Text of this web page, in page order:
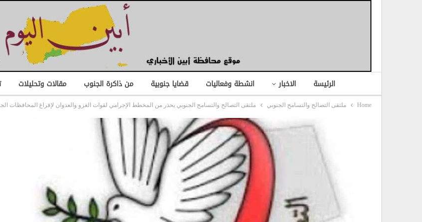
الرئيسة الاخبار انشطة وفعاليات قضايا جنوبية من ذاكرة الجنوب مقالات وتحليلات
Home ملتقى التصالح والتسامح الجنوبي ملتقى التصالح والتسامح الجنوبي يحذر من المخطط الإجرامي لقوات الغزو والعدوان لإفراغ المحافظات